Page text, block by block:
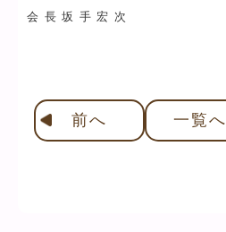
会 長 坂 手 宏 次
前へ 一覧へ